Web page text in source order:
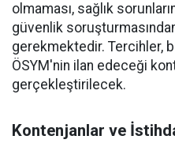
olmaması, sağlık
güvenlik
gerekmektedir. Tercihler,
ÖSYM'nin ilan edeceği
gerçekleştirilecek.
Kontenjanlar ve